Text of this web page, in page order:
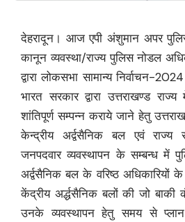
देहरादून। आज एपी अंशुमान अपर
कानून व्यवस्था/राज्य पुलिस नोडल
द्वारा लोकसभा सामान्य निर्वाचन-
भारत सरकार द्वारा उत्तराखण्ड
शांतिपूर्ण सम्पन्न कराये जाने हेतु
केन्द्रीय अर्द्वसैनिक बल एवं
जनपदवार व्यवस्थापन के सम्बन्ध में
अर्द्वसैनिक बल के वरिष्ठ अधिकारियों
केंद्रीय अर्द्धसैनिक बलों की जो
उनके व्यवस्थापन हेतु समय से